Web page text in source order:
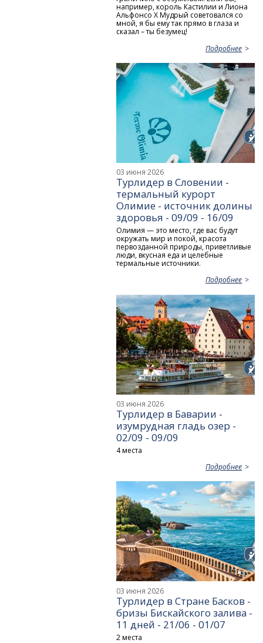
например, король Кастилии и Лиона
Альфонсо X Мудрый советовался со
мной, я бы ему так прямо в глаза и
сказал – ты безумец!
Подробнее
03 июня 2026
Турлидер в Словении -
термальный курорт
Олимие - источник долины
здоровья - 09/09 - 16/09
Олимия — это место, где вас будут
окружать мир и покой, красота
первозданной природы, приветливые
люди, вкусная еда и целебные
термальные источники.
Подробнее
03 июня 2026
Турлидер в Баварии -
изумрудная гладь озер -
02/09 - 09/09
4 места
Подробнее
03 июня 2026
Турлидер в Стране Басков -
бризы Бискайского залива -
11 дней - 21/06 - 01/07
2 места